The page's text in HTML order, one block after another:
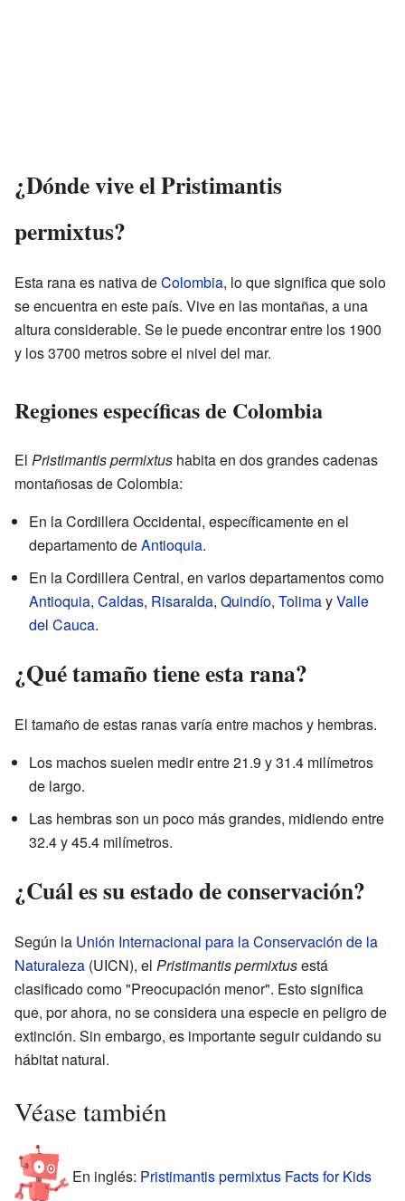
¿Dónde vive el Pristimantis
permixtus?
Esta rana es nativa deColombia, lo que significa que solo
se encuentra en este país. Vive en las montañas, a una
altura considerable. Se le puede encontrar entre los 1900
y los 3700 metros sobre el nivel del mar.
Regiones específicas de Colombia
El Pristimantis permixtus habita en dos grandes cadenas
montañosas de Colombia:
En la Cordillera Occidental, específicamente en el
departamento deAntioquia.
En la Cordillera Central, en varios departamentos como
Antioquia, Caldas, Risaralda, Quindío, TolimayValle
del Cauca.
¿Qué tamaño tiene esta rana?
El tamaño de estas ranas varía entre machos y hembras.
Los machos suelen medir entre 21.9 y 31.4 milímetros
de largo.
Las hembras son un poco más grandes, midiendo entre
32.4 y 45.4 milímetros.
¿Cuál es su estado de conservación?
Según la Unión Internacional para la Conservación de la
Naturaleza (UICN), el Pristimantis permixtusestá
clasificado como "Preocupación menor". Esto significa
que, por ahora, no se considera una especie en peligro de
extinción. Sin embargo, es importante seguir cuidando su
hábitat natural.
Véase también
En inglés: Pristimantis permixtus Facts for Kids